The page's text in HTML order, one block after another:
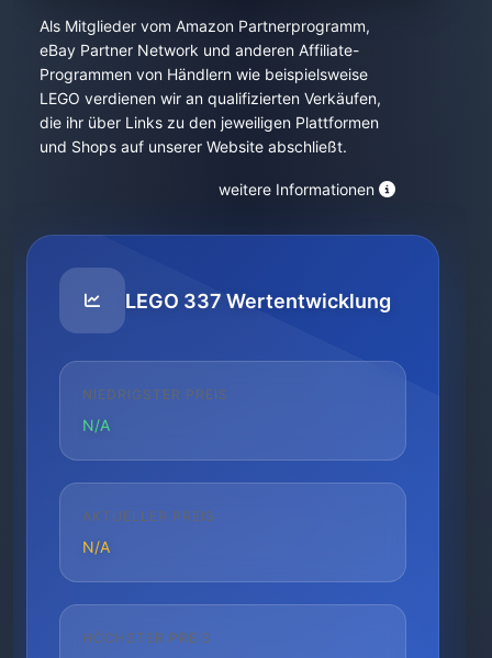
Als Mitglieder vom Amazon Partnerprogramm,
eBay Partner Network und anderen Affiliate-
Programmen von Händlern wie beispielsweise
LEGO verdienen wir an qualifizierten Verkäufen,
die ihr über Links zu den jeweiligen Plattformen
und Shops auf unserer Website abschließt.
weitere Informationen
LEGO 337 Wertentwicklung
NIEDRIGSTER PREIS
N/A
AKTUELLER PREIS
N/A
HÖCHSTER PREIS